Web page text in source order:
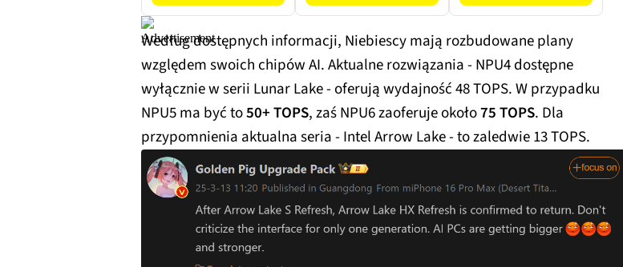
Według dostępnych informacji, Niebiescy mają rozbudowane plany
względem swoich chipów AI. Aktualne rozwiązania - NPU4 dostępne
wyłącznie w serii Lunar Lake - oferują wydajność 48 TOPS. W przypadku
NPU5 ma być to50+ TOPS, zaś NPU6 zaoferuje około75 TOPS. Dla
przypomnienia aktualna seria - Intel Arrow Lake - to zaledwie 13 TOPS.